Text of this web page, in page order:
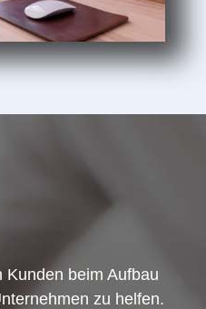
beim Aufbau
zu helfen.